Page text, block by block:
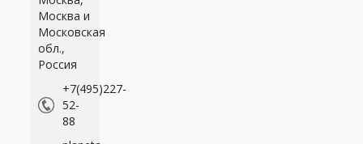
Москва и
Московская
обл.,
Россия
+7(495)227-
52-
88